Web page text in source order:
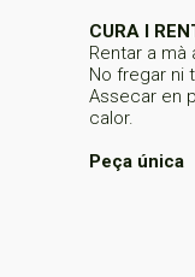
CURA I
Rentar a
No fregar ni
Assecar en
calor.
Peça única